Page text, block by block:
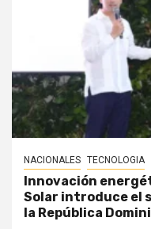
NACIONALES TECNOLOGIA
Innovación
Solar introduce el
la República